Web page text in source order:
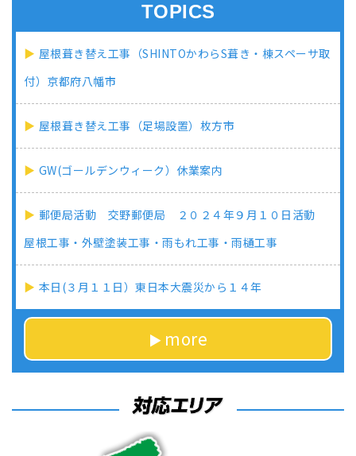
TOPICS
屋根葺き替え工事（SHINTOかわらS葺き・棟スペーサ取
付）京都府八幡市
屋根葺き替え工事（足場設置）枚方市
GW(ゴールデンウィーク）休業案内
郵便局活動 交野郵便局 ２０２４年９月１０日活動
屋根工事・外壁塗装工事・雨もれ工事・雨樋工事
本日(３月１１日）東日本大震災から１４年
more